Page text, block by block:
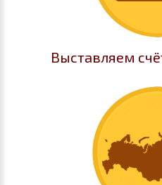
Выставляем